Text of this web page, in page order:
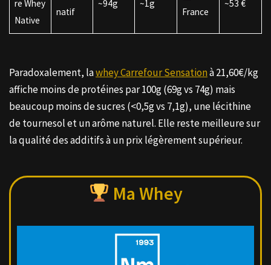
re Whey
Native
natif
~94g ~1g
France
~53 €
Paradoxalement, lawhey Carrefour Sensationà 21,60€/kg
affiche moins de protéines par 100g (69g vs 74g) mais
beaucoup moins de sucres (<0,5g vs 7,1g), une lécithine
de tournesol et un arôme naturel. Elle reste meilleure sur
la qualité des additifs à un prix légèrement supérieur.
Ma Whey